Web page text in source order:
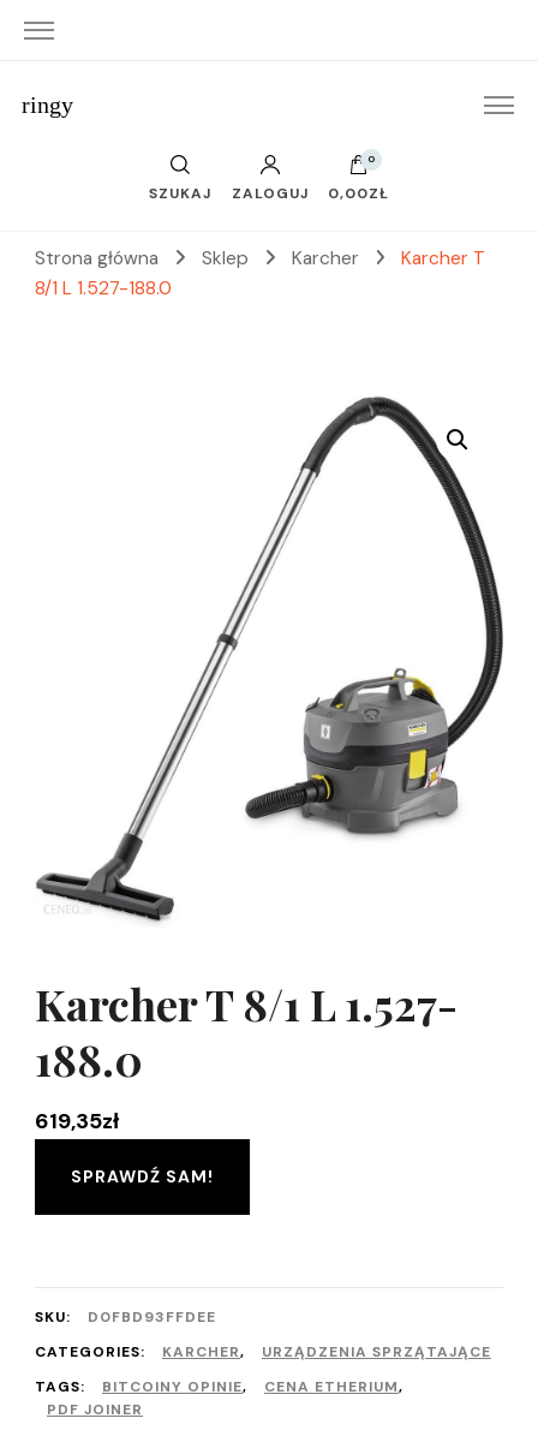
ringy
SZUKAJ ZALOGUJ
0
0,00ZŁ
Strona główna Sklep Karcher
Karcher T
8/1 L 1.527-188.0
Karcher T 8/1 L 1.527-
188.0
619,35zł
SPRAWDŹ SAM!
SKU:
D0FBD93FFDEE
CATEGORIES:
KARCHER,
URZĄDZENIA SPRZĄTAJĄCE
TAGS:
BITCOINY OPINIE, CENA ETHERIUM,
PDF JOINER